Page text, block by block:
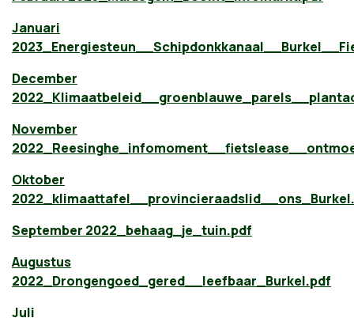
Januari
December
November
Oktober
September 2022_behaag_je_tuin.pdf
Augustus
2022_Drongengoed_gered__leefbaar_Burkel.pdf
Juli